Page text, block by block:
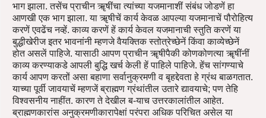
भाग झाला. तसेंच प्राचीन ॠषींचा त्यांच्या यजमानाशीं संबंध जोडणें हा
आणखी एक भाग झाला. या ॠषीचें कार्य केवळ आपल्या यजमानाचें पौरोहित्य
करणें एवढेंच नव्हें. काव्य करणें हें कार्य केवल यजमानाची स्तुति करणें या
बुद्धीखेरीज इतर भावनांनी म्हणजे वैयक्तिक स्तोत्रेच्छेनें किंवा काव्येच्छेनें
होत असलें पाहिजे. यासाठी आपण प्राचीन ॠषीपैकी कोणकोणत्या ॠषींनीं
काव्य करण्याकडे आपली बुद्धि खर्च केली हें पाहिले पाहिजे. हेंच सांगण्याचे
कार्य आपण करतों असा बहाणा सर्वानुक्रमणी व बृहद्देवता हे ग्रंथ बाळगतात.
याच्या पूर्वी जावयाचें म्हणजें ब्राह्मण ग्रंथांतील उतारे द्यावयाचे; पण तेहि
विश्वसनीय नाहींत. कारण ते देखील ब-याच उत्तरकालांतील आहेत.
ब्राह्मणकारांस अनुक्रमणीकारापेक्षां परंपरा अधिक परिचित असेल या